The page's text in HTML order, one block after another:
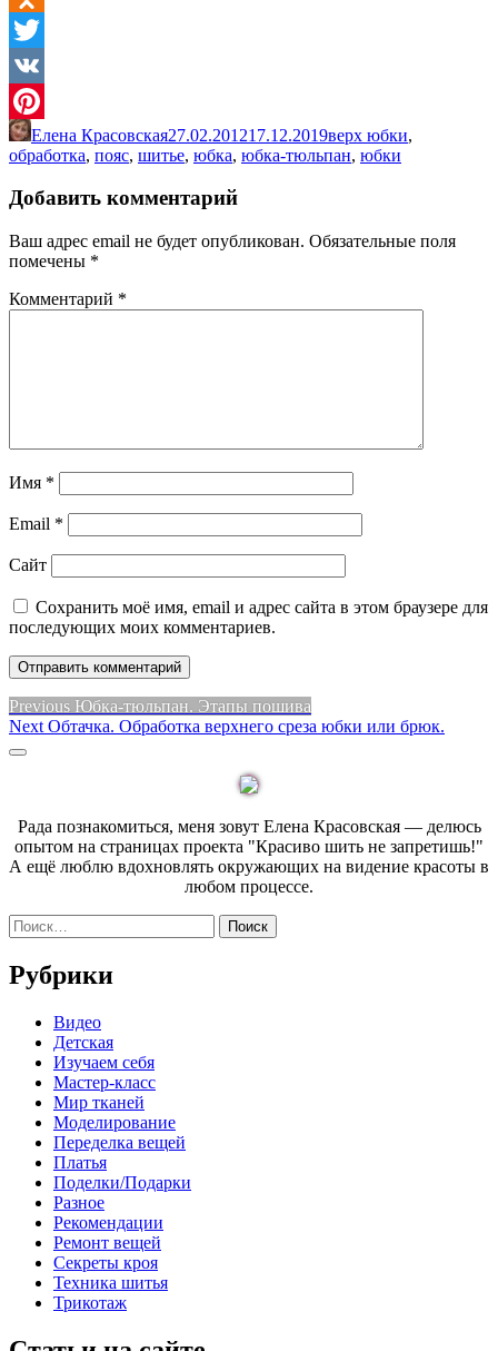
Odnoklassniki
Twitter
VK
Pinterest
Елена Красовская27.02.201217.12.2019верх юбки,
обработка, пояс, шитье, юбка, юбка-тюльпан, юбки
Добавить комментарий
Ваш адрес email не будет опубликован. Обязательные поля
помечены *
Комментарий *
Имя *
Email *
Сайт
Сохранить моё имя, email и адрес сайта в этом браузере для
последующих моих комментариев.
Навигация
по
Previous Previous
post:
Юбка-тюльпан. Этапы пошива
Next Next
Обтачка. Обработка верхнего среза юбки или брюк.
Sidebar
Рада познакомиться, меня зовут Елена Красовская — делюсь
опытом на страницах проекта "Красиво шить не запретишь!"
А ещё люблю вдохновлять окружающих на видение красоты в
любом процессе.
Найти:
Рубрики
Видео
Детская
Изучаем себя
Мастер-класс
Мир тканей
Моделирование
Переделка вещей
Платья
Поделки/Подарки
Разное
Рекомендации
Ремонт вещей
Секреты кроя
Техника шитья
Трикотаж